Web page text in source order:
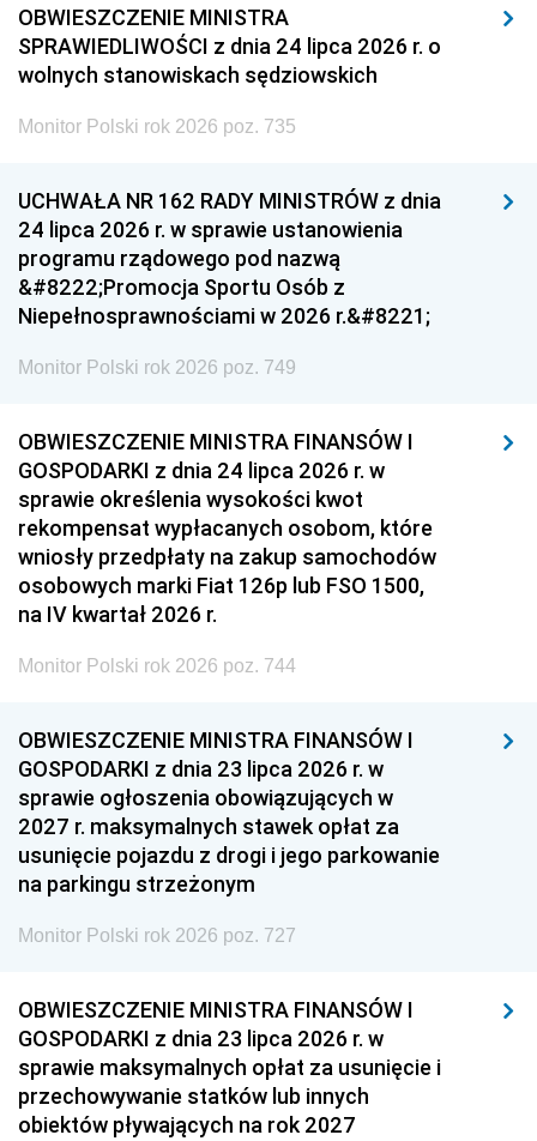
OBWIESZCZENIE MINISTRA
SPRAWIEDLIWOŚCI z dnia 24 lipca 2026 r. o
wolnych stanowiskach sędziowskich
Monitor Polski rok 2026 poz. 735
UCHWAŁA NR 162 RADY MINISTRÓW z dnia
24 lipca 2026 r. w sprawie ustanowienia
programu rządowego pod nazwą
&#8222;Promocja Sportu Osób z
Niepełnosprawnościami w 2026 r.&#8221;
Monitor Polski rok 2026 poz. 749
OBWIESZCZENIE MINISTRA FINANSÓW I
GOSPODARKI z dnia 24 lipca 2026 r. w
sprawie określenia wysokości kwot
rekompensat wypłacanych osobom, które
wniosły przedpłaty na zakup samochodów
osobowych marki Fiat 126p lub FSO 1500,
na IV kwartał 2026 r.
Monitor Polski rok 2026 poz. 744
OBWIESZCZENIE MINISTRA FINANSÓW I
GOSPODARKI z dnia 23 lipca 2026 r. w
sprawie ogłoszenia obowiązujących w
2027 r. maksymalnych stawek opłat za
usunięcie pojazdu z drogi i jego parkowanie
na parkingu strzeżonym
Monitor Polski rok 2026 poz. 727
OBWIESZCZENIE MINISTRA FINANSÓW I
GOSPODARKI z dnia 23 lipca 2026 r. w
sprawie maksymalnych opłat za usunięcie i
przechowywanie statków lub innych
obiektów pływających na rok 2027